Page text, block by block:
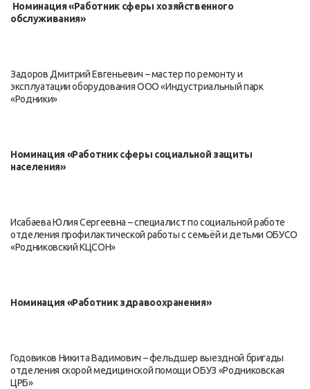
Номинация«Работник сферы хозяйственного
обслуживания»
Задоров Дмитрий Евгеньевич – мастер по ремонту и
эксплуатации оборудования ООО «Индустриальный парк
«Родники»
Номинация «Работник сферы социальной защиты
населения»
Исабаева Юлия Сергеевна – специалист по социальной работе
отделения профилактической работы с семьёй и детьми ОБУСО
«Родниковский КЦСОН»
Номинация «Работник здравоохранения»
Годовиков Никита Вадимович – фельдшер выездной бригады
отделения скорой медицинской помощи ОБУЗ «Родниковская
ЦРБ»